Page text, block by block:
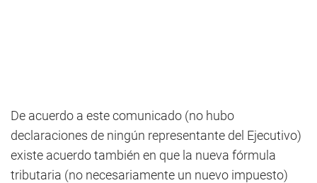
De acuerdo a este comunicado (no hubo
declaraciones de ningún representante del Ejecutivo)
existe acuerdo también en que la nueva fórmula
tributaria (no necesariamente un nuevo impuesto)